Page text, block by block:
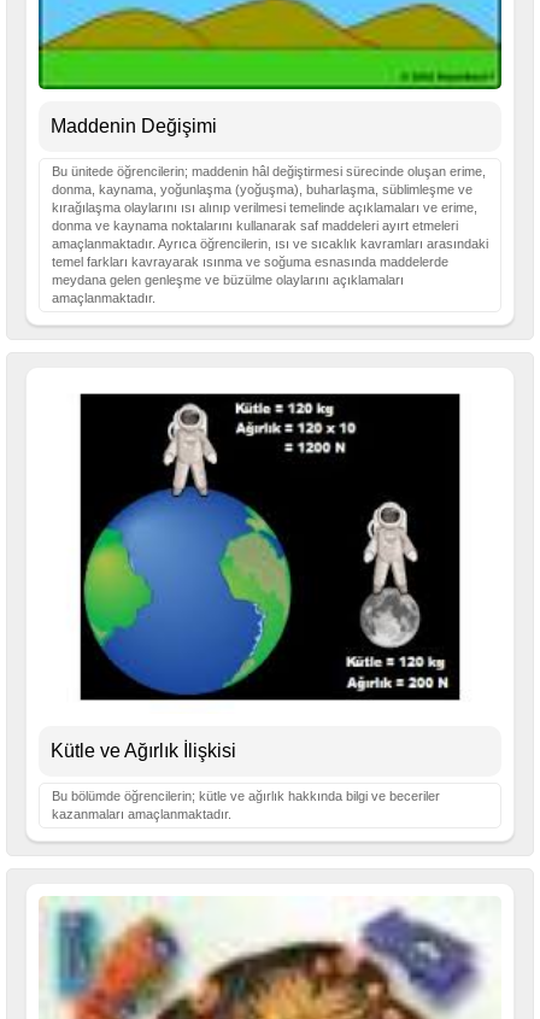
Maddenin Değişimi
Bu ünitede öğrencilerin; maddenin hâl değiştirmesi sürecinde oluşan erime,
donma, kaynama, yoğunlaşma (yoğuşma), buharlaşma, süblimleşme ve
kırağılaşma olaylarını ısı alınıp verilmesi temelinde açıklamaları ve erime,
donma ve kaynama noktalarını kullanarak saf maddeleri ayırt etmeleri
amaçlanmaktadır. Ayrıca öğrencilerin, ısı ve sıcaklık kavramları arasındaki
temel farkları kavrayarak ısınma ve soğuma esnasında maddelerde
meydana gelen genleşme ve büzülme olaylarını açıklamaları
amaçlanmaktadır.
Kütle ve Ağırlık İlişkisi
Bu bölümde öğrencilerin; kütle ve ağırlık hakkında bilgi ve beceriler
kazanmaları amaçlanmaktadır.